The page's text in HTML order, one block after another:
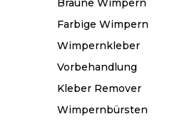
Braune Wimpern
Farbige Wimpern
Wimpernkleber
Vorbehandlung
Kleber Remover
Wimpernbürsten